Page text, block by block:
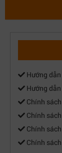
Hướng
Hướng
Chính
Chính
Chính
Chính